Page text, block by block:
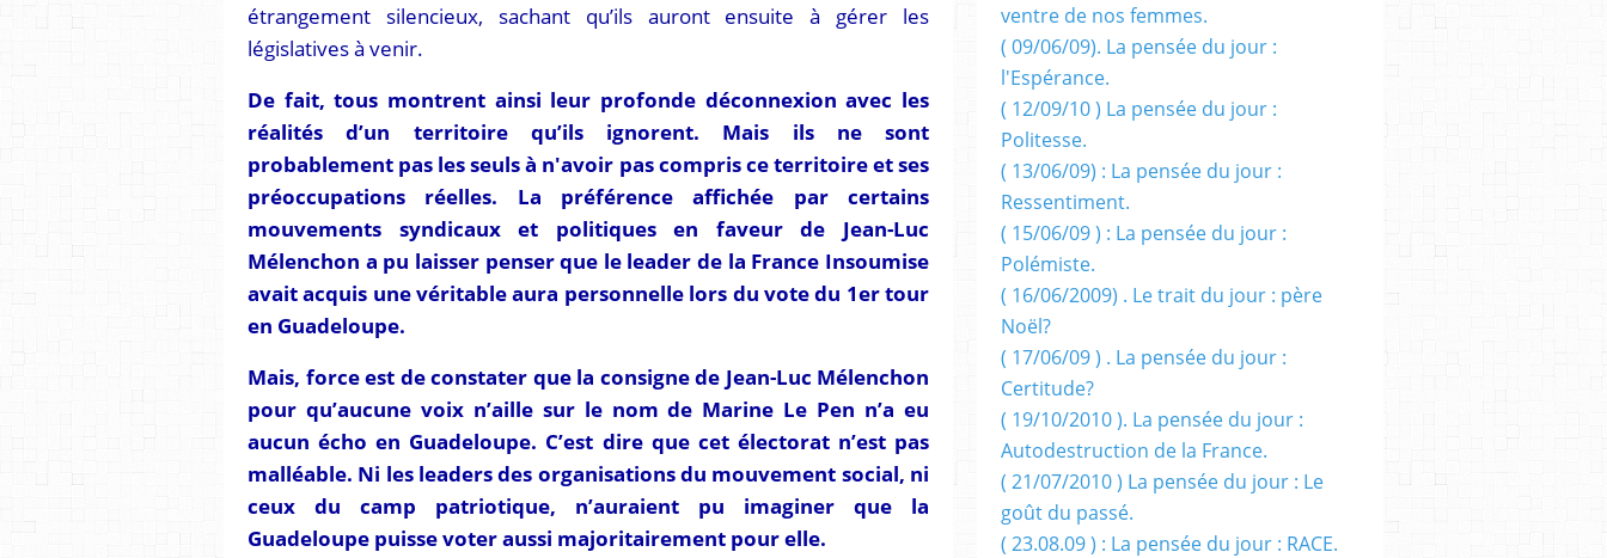
étrangement silencieux, sachant qu’ils auront ensuite à gérer les
législatives à venir.
De fait, tous montrent ainsi leur profonde déconnexion avec les
réalités d’un territoire qu’ils ignorent. Mais ils ne sont
probablement pas les seuls à n'avoir pas compris ce territoire et ses
préoccupations réelles. La préférence affichée par certains
mouvements syndicaux et politiques en faveur de Jean-Luc
Mélenchon a pu laisser penser que le leader de la France Insoumise
avait acquis une véritable aura personnelle lors du vote du 1er tour
en Guadeloupe.
Mais, force est de constater que la consigne de Jean-Luc Mélenchon
pour qu’aucune voix n’aille sur le nom de Marine Le Pen n’a eu
aucun écho en Guadeloupe. C’est dire que cet électorat n’est pas
malléable. Ni les leaders des organisations du mouvement social, ni
ceux du camp patriotique, n’auraient pu imaginer que la
Guadeloupe puisse voter aussi majoritairement pour elle.
ventre de nos femmes.
( 09/06/09). La pensée du jour :
l'Espérance.
( 12/09/10 ) La pensée du jour :
Politesse.
( 13/06/09) : La pensée du jour :
Ressentiment.
( 15/06/09 ) : La pensée du jour :
Polémiste.
( 16/06/2009) . Le trait du jour : père
Noël?
( 17/06/09 ) . La pensée du jour :
Certitude?
( 19/10/2010 ). La pensée du jour :
Autodestruction de la France.
( 21/07/2010 ) La pensée du jour : Le
goût du passé.
( 23.08.09 ) : La pensée du jour : RACE.